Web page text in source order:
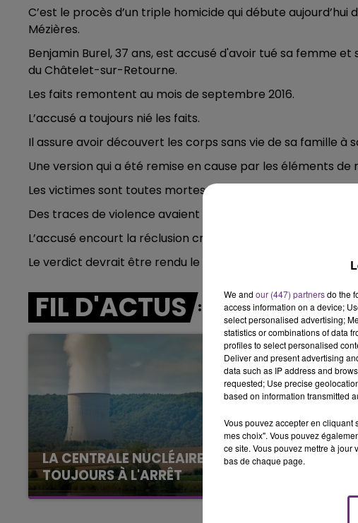
10h00 - 14h00
LE TICKET DE CAISSE
C’est le procès d’un triple homicide qui débute
Mézières.
Benjamin Burel, 37 ans, est accusé d'avoir tué sa femme
du Châtelet-sur-Retourne.
Les faits remontent au mois de septembre 2016.
L’accusé a toujours nié les faits.
Il assure avoir découvert les corps sans vie de sa famille à
Une version qui a été remise en cause par les éléments de
Les victimes sont toutes mortes par noyade dans la
Des traces de violence avaient été retrouvées sur le corps
L’accusé encourt la réclusion criminelle à perpétuité.
Le verdict devrait être rendu le 24 septembre prochain.
FIL D'ACTUS
LA CENTRALE NUCLÉAIRE DE CHOOZ
TOUJOURS À L'ARRÊT
Cela fait déjà une semaine que la centrale
We and our (447) partnersdo the
access information on a device;
select personalised advertising;
statistics or combinations of data
profiles to select personalised
Deliver and present advertising
data such as IP address and
requested; Use precise
based on information transmitted
Vous pouvez accepter en cliquant
mes choix". Vous pouvez
ce site. Vous pouvez mettre à jour
bas de chaque page.